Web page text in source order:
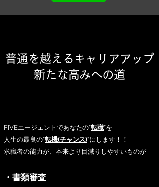
普通を越えるキャリアアップ
新たな高みへの道
FIVEエージェントであなたの”転職”を
人生の最良の”転機(チャンス)”にします！！
求職者の能力が、本来より目減りしやすいものが
・書類審査